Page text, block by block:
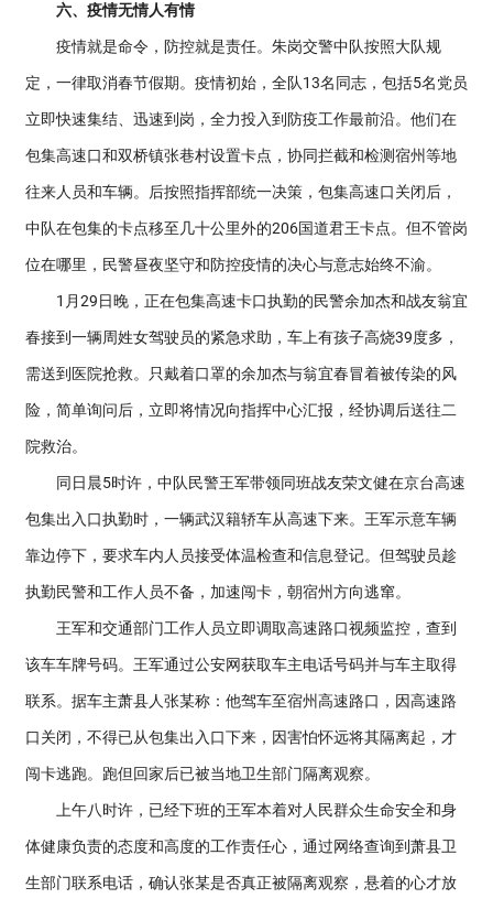
六、疫情无情人有情
疫情就是命令，防控就是责任。朱岗交警中队按照大队规
定，一律取消春节假期。疫情初始，全队13名同志，包括5名党员
立即快速集结、迅速到岗，全力投入到防疫工作最前沿。他们在
包集高速口和双桥镇张巷村设置卡点，协同拦截和检测宿州等地
往来人员和车辆。后按照指挥部统一决策，包集高速口关闭后，
中队在包集的卡点移至几十公里外的206国道君王卡点。但不管岗
位在哪里，民警昼夜坚守和防控疫情的决心与意志始终不渝。
1月29日晚，正在包集高速卡口执勤的民警余加杰和战友翁宜
春接到一辆周姓女驾驶员的紧急求助，车上有孩子高烧39度多，
需送到医院抢救。只戴着口罩的余加杰与翁宜春冒着被传染的风
险，简单询问后，立即将情况向指挥中心汇报，经协调后送往二
院救治。
同日晨5时许，中队民警王军带领同班战友荣文健在京台高速
包集出入口执勤时，一辆武汉籍轿车从高速下来。王军示意车辆
靠边停下，要求车内人员接受体温检查和信息登记。但驾驶员趁
执勤民警和工作人员不备，加速闯卡，朝宿州方向逃窜。
王军和交通部门工作人员立即调取高速路口视频监控，查到
该车车牌号码。王军通过公安网获取车主电话号码并与车主取得
联系。据车主萧县人张某称：他驾车至宿州高速路口，因高速路
口关闭，不得已从包集出入口下来，因害怕怀远将其隔离起，才
闯卡逃跑。跑但回家后已被当地卫生部门隔离观察。
上午八时许，已经下班的王军本着对人民群众生命安全和身
体健康负责的态度和高度的工作责任心，通过网络查询到萧县卫
生部门联系电话，确认张某是否真正被隔离观察，悬着的心才放